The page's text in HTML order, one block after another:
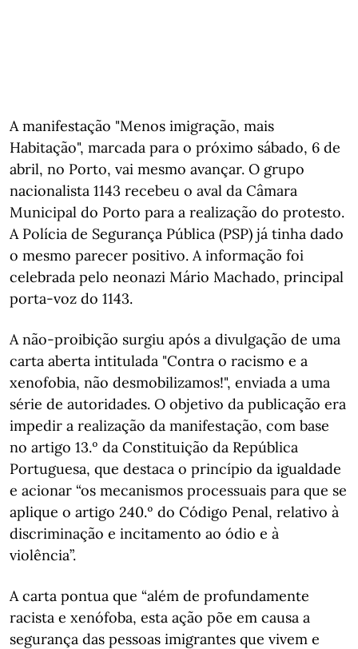
A manifestação "Menos imigração, mais
Habitação", marcada para o próximo sábado, 6 de
abril, no Porto, vai mesmo avançar. O grupo
nacionalista 1143 recebeu o aval da Câmara
Municipal do Porto para a realização do protesto.
A Polícia de Segurança Pública (PSP) já tinha dado
o mesmo parecer positivo. A informação foi
celebrada pelo neonazi Mário Machado, principal
porta-voz do 1143.
A não-proibição surgiu após a divulgação de uma
carta aberta intitulada "Contra o racismo e a
xenofobia, não desmobilizamos!", enviada a uma
série de autoridades. O objetivo da publicação era
impedir a realização da manifestação, com base
no artigo 13.º da Constituição da República
Portuguesa, que destaca o princípio da igualdade
e acionar “os mecanismos processuais para que se
aplique o artigo 240.º do Código Penal, relativo à
discriminação e incitamento ao ódio e à
violência”.
A carta pontua que “além de profundamente
racista e xenófoba, esta ação põe em causa a
segurança das pessoas imigrantes que vivem e